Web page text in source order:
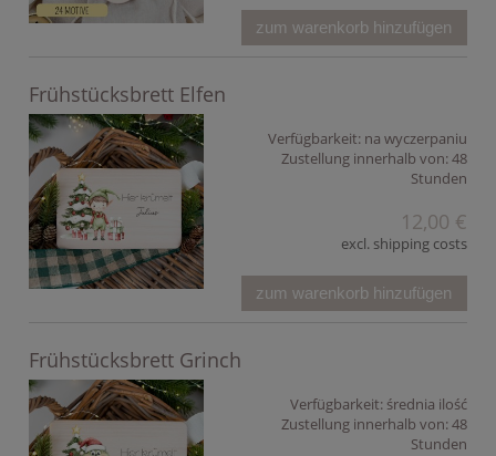
zum warenkorb hinzufügen
Frühstücksbrett Elfen
Verfügbarkeit: na wyczerpaniu
Zustellung innerhalb von:48
Stunden
12,00 €
excl. shipping costs
zum warenkorb hinzufügen
Frühstücksbrett Grinch
Verfügbarkeit: średnia ilość
Zustellung innerhalb von:48
Stunden